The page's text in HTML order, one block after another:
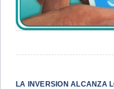
LA INVERSION ALCANZA